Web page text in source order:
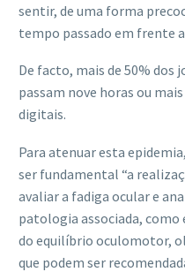
sentir, de uma forma
tempo passado em frente
De facto, mais de 50% dos
passam nove horas ou
digitais.
Para atenuar esta
ser fundamental “a
avaliar a fadiga ocular e
patologia associada,
do equilíbrio oculomotor,
que podem ser